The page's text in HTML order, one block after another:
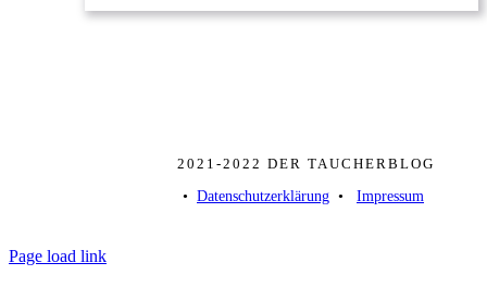
2021-2022 DER TAUCHERBLOG
• ­Datenschutzerklärung ­ • ­Impressum
Page load link